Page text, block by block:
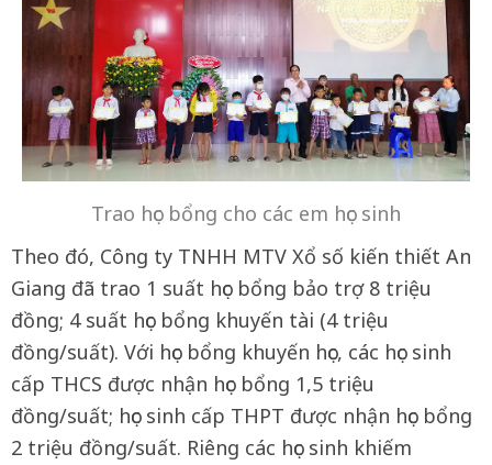
Trao học bổng cho các em học sinh
Theo đó, Công ty TNHH MTV Xổ số kiến thiết An
Giang đã trao 1 suất học bổng bảo trợ 8 triệu
đồng; 4 suất học bổng khuyến tài (4 triệu
đồng/suất). Với học bổng khuyến học, các học sinh
cấp THCS được nhận học bổng 1,5 triệu
đồng/suất; học sinh cấp THPT được nhận học bổng
2 triệu đồng/suất. Riêng các học sinh khiếm